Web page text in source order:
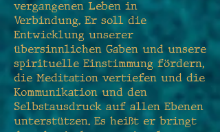
vergangenen Leben in
Verbindung. Er soll die
Entwicklung unserer
übersinnlichen Gaben und unsere
spirituelle Einstimmung fördern,
die Meditation vertiefen und die
Kommunikation und den
Selbstausdruck auf allen Ebenen
unterstützen. Es heißt er bringt